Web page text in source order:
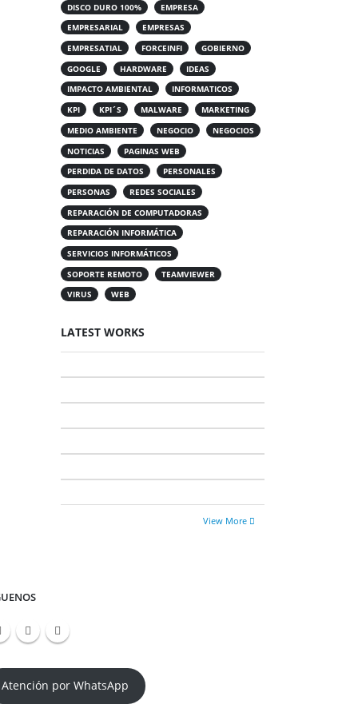
DISCO DURO 100%
EMPRESA
EMPRESARIAL
EMPRESAS
EMPRESATIAL
FORCEINFI
GOBIERNO
GOOGLE
HARDWARE
IDEAS
IMPACTO AMBIENTAL
INFORMATICOS
KPI
KPI´S MALWARE
MARKETING
MEDIO AMBIENTE
NEGOCIO
NEGOCIOS
NOTICIAS
PAGINAS WEB
PERDIDA DE DATOS
PERSONALES
PERSONAS
REDES SOCIALES
REPARACIÓN DE COMPUTADORAS
REPARACIÓN INFORMÁTICA
SERVICIOS INFORMÁTICOS
SOPORTE REMOTO
TEAMVIEWER
VIRUS
WEB
LATEST WORKS
View More
Atención por WhatsApp